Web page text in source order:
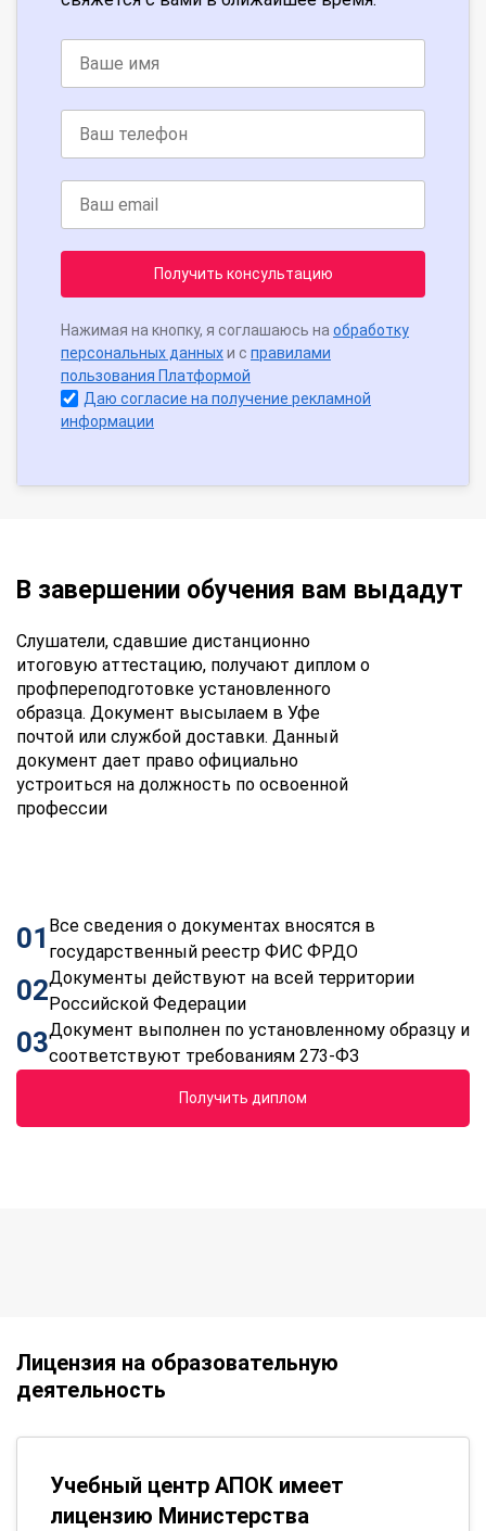
Получить консультацию
Нажимая на кнопку, я соглашаюсь на обработку
персональных данныхи с правилами
пользования Платформой
Даю согласие на получение рекламной
информации
В завершении обучения вам выдадут
Слушатели, сдавшие дистанционно
итоговую аттестацию, получают диплом о
профпереподготовке установленного
образца. Документ высылаем в Уфе
почтой или службой доставки. Данный
документ дает право официально
устроиться на должность по освоенной
профессии
01 Все сведения о документах вносятся в
государственный реестр ФИС ФРДО
02Документы действуют на всей территории
Российской Федерации
03Документ выполнен по установленному образцу и
соответствуют требованиям 273-ФЗ
Получить диплом
Лицензия на образовательную
деятельность
Учебный центр АПОК имеет
лицензию Министерства